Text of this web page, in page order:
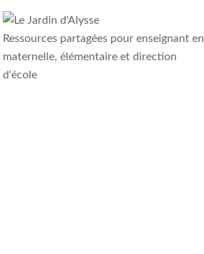
Ressources partagées pour enseignant en
maternelle, élémentaire et direction
d'école